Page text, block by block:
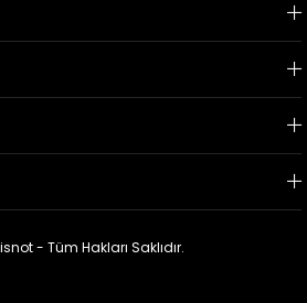
- Tüm Hakları Saklıdır.